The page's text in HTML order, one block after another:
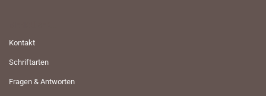
Kontakt
Schriftarten
Fragen & Antworten